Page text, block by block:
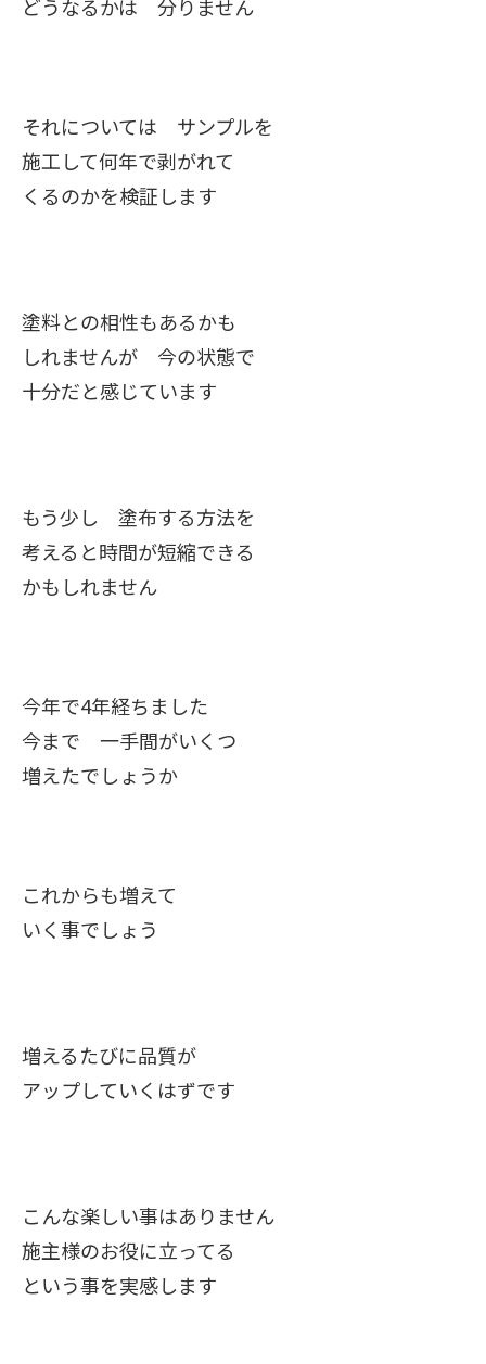
どうなるかは 分りません
それについては サンプルを
施工して何年で剥がれて
くるのかを検証します
塗料との相性もあるかも
しれませんが 今の状態で
十分だと感じています
もう少し 塗布する方法を
考えると時間が短縮できる
かもしれません
今年で4年経ちました
今まで 一手間がいくつ
増えたでしょうか
これからも増えて
いく事でしょう
増えるたびに品質が
アップしていくはずです
こんな楽しい事はありません
施主様のお役に立ってる
という事を実感します